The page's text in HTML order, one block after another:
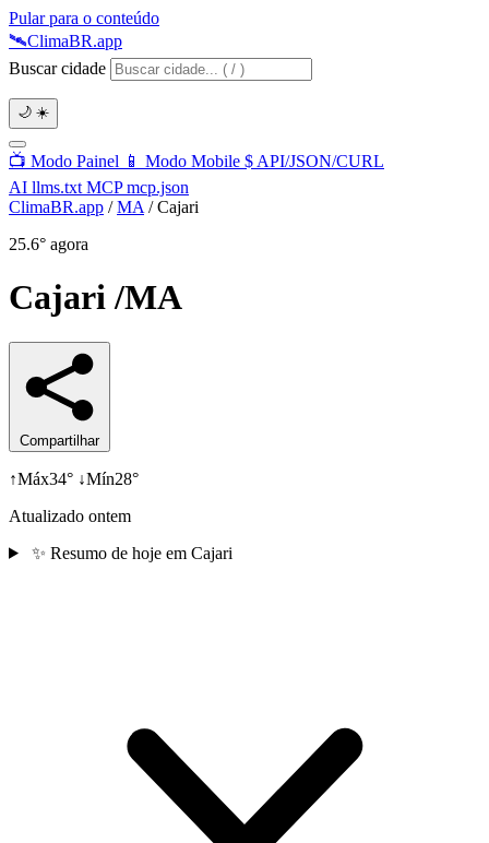
Pular para o conteúdo
🛰️ClimaBR.app
Buscar cidade
🌙 ☀️
📺 Modo Painel 📱 Modo Mobile $ API/JSON/CURL
AI llms.txt MCPmcp.json
ClimaBR.app / MA / Cajari
25.6° agora
Cajari/MA
Compartilhar
↑Máx34° ↓Mín28°
Atualizado ontem
✨ Resumo de hoje em Cajari